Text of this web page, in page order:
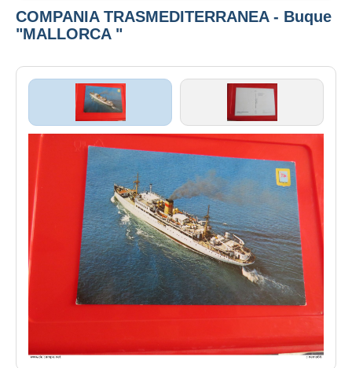
COMPANIA TRASMEDITERRANEA - Buque
"MALLORCA "